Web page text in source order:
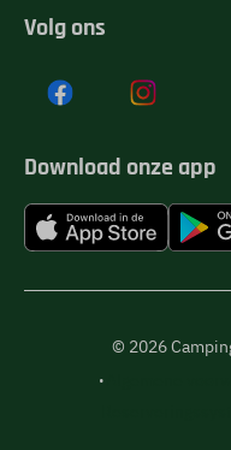
Volg ons
Download onze app
© 2026
·